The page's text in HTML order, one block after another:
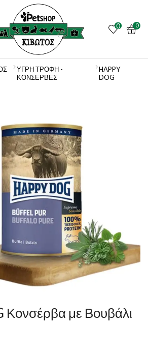
0 0
ΥΓΡΗ ΤΡΟΦΗ -
ΚΟΝΣΕΡΒΕΣ
HAPPY
DOG
Κονσέρβα με Βουβάλι